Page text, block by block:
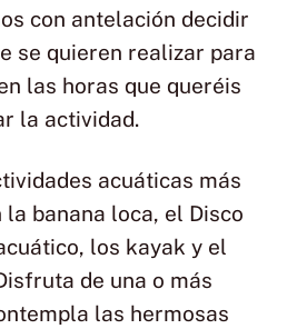
con antelación decidir
se quieren realizar para
las horas que queréis
la actividad.
acuáticas más
la banana loca, el Disco
los kayak y el
de una o más
las hermosas